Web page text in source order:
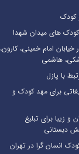
کودک
های میدان شهدا
امام خمینی، کارون،
هاشمی
با پازل
برای مهد کودک و
و زیبا برای تبلیغ
دبستانی
انسان گرا در تهران